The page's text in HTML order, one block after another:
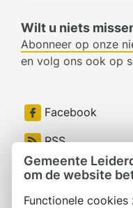
Gemeente
om de website
Functionele
Wilt u niets
Abonneer op onze
en volg ons ook op
Facebook
RSS
LinkedIn
Instagram